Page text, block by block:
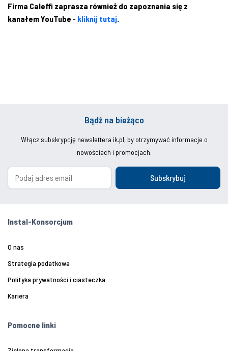
Firma Caleffi zaprasza również do zapoznania się z
kanałem YouTube - kliknij tutaj.
Bądź na bieżąco
Włącz subskrypcję newslettera ik.pl, by otrzymywać informacje o
nowościach i promocjach.
Subskrybuj
Instal-Konsorcjum
O nas
Strategia podatkowa
Polityka prywatności i ciasteczka
Kariera
Pomocne linki